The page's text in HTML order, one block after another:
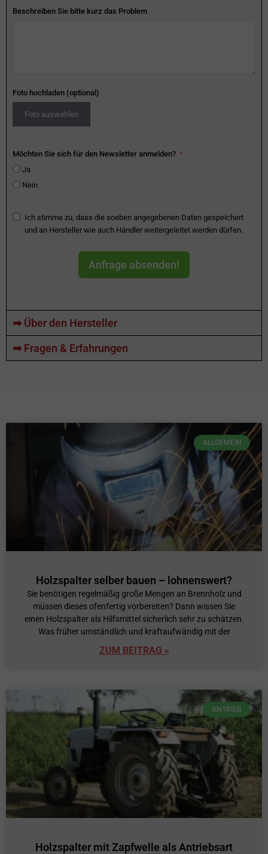
Beschreiben Sie bitte kurz das Problem
Foto hochladen (optional)
Foto auswählen
Möchten Sie sich für den Newsletter anmelden?
Ja
Nein
Ich stimme zu, dass die soeben angegebenen Daten gespeichert
und an Hersteller wie auch Händler weitergeleitet werden dürfen.
Anfrage absenden!
➡ Über den Hersteller
➡ Fragen & Erfahrungen
ALLGEMEIN
Holzspalter selber bauen – lohnenswert?
Sie benötigen regelmäßig große Mengen an Brennholz und
müssen dieses ofenfertig vorbereiten? Dann wissen Sie
einen Holzspalter als Hilfsmittel sicherlich sehr zu schätzen.
Was früher umständlich und kraftaufwändig mit der
ZUM BEITRAG »
ANTRIEB
Holzspalter mit Zapfwelle als Antriebsart